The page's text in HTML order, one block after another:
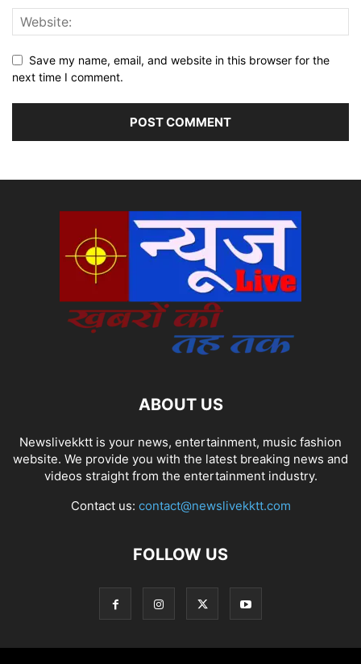
Save my name, email, and website in this browser for the
next time I comment.
ABOUT US
Newslivekktt is your news, entertainment, music fashion
website. We provide you with the latest breaking news and
videos straight from the entertainment industry.
Contact us: contact@newslivekktt.com
FOLLOW US